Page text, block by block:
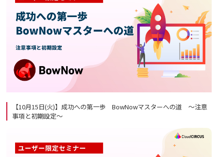
【10月15日(火)】成功への第一歩 BowNowマスターへの道 ～注意
事項と初期設定～